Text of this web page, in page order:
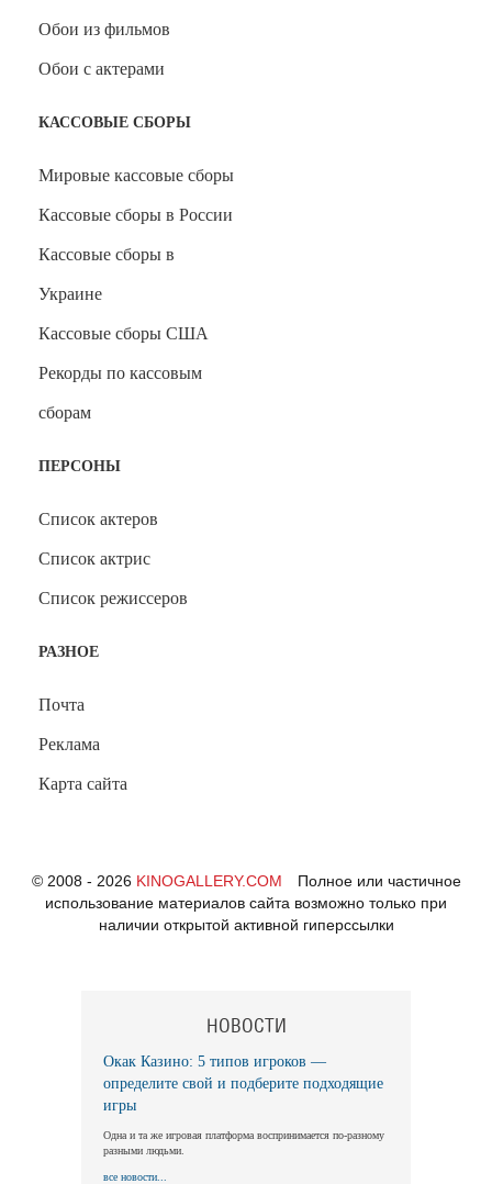
НОВОСТИ
Окак Казино: 5 типов игроков —
определите свой и подберите подходящие
игры
Одна и та же игровая платформа воспринимается по-разному
разными людьми.
все новости...
Обои из фильмов
Обои с актерами
КАССОВЫЕ СБОРЫ
Мировые кассовые сборы
Кассовые сборы в России
Кассовые сборы в
Украине
Кассовые сборы США
Рекорды по кассовым
сборам
ПЕРСОНЫ
Список актеров
Список актрис
Список режиссеров
РАЗНОЕ
Почта
Реклама
Карта сайта
© 2008 - 2026 KINOGALLERY.COM
Полное или частичное
использование материалов сайта возможно только при
наличии открытой активной гиперссылки